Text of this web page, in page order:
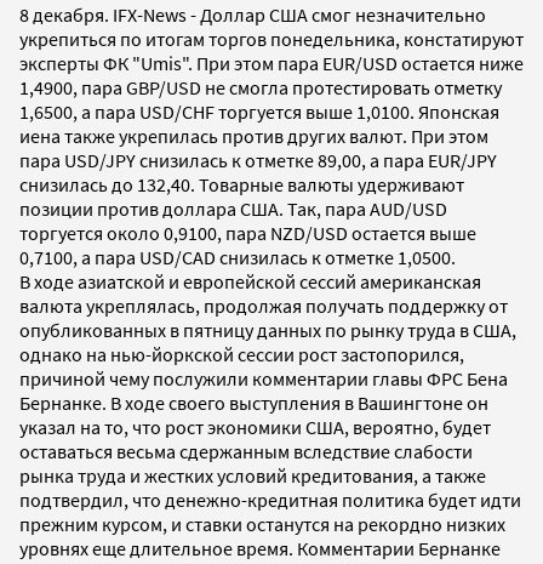
8 декабря. IFX-News - Доллар США смог незначительно
укрепиться по итогам торгов понедельника, констатируют
эксперты ФК "Umis". При этом пара EUR/USD остается ниже
1,4900, пара GBP/USD не смогла протестировать отметку
1,6500, а пара USD/CHF торгуется выше 1,0100. Японская
иена также укрепилась против других валют. При этом
пара USD/JPY снизилась к отметке 89,00, а пара EUR/JPY
снизилась до 132,40. Товарные валюты удерживают
позиции против доллара США. Так, пара AUD/USD
торгуется около 0,9100, пара NZD/USD остается выше
0,7100, а пара USD/CAD снизилась к отметке 1,0500.
В ходе азиатской и европейской сессий американская
валюта укреплялась, продолжая получать поддержку от
опубликованных в пятницу данных по рынку труда в США,
однако на нью-йоркской сессии рост застопорился,
причиной чему послужили комментарии главы ФРС Бена
Бернанке. В ходе своего выступления в Вашингтоне он
указал на то, что рост экономики США, вероятно, будет
оставаться весьма сдержанным вследствие слабости
рынка труда и жестких условий кредитования, а также
подтвердил, что денежно-кредитная политика будет идти
прежним курсом, и ставки останутся на рекордно низких
уровнях еще длительное время. Комментарии Бернанке